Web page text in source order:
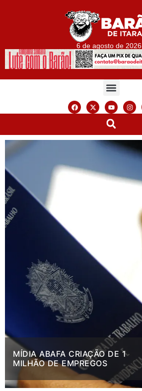
6 de agosto de 2026
MÍDIA ABAFA CRIAÇÃO DE 1
MILHÃO DE EMPREGOS